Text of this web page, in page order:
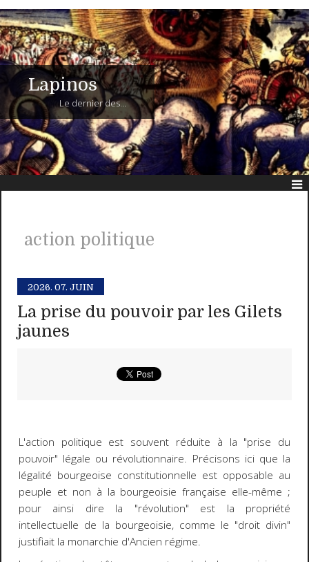
Lapinos
Le dernier des...
action politique
2026. 07. JUIN
La prise du pouvoir par les Gilets
jaunes
L'action politique est souvent réduite à la "prise du
pouvoir" légale ou révolutionnaire. Précisons ici que la
légalité bourgeoise constitutionnelle est opposable au
peuple et non à la bourgeoisie française elle-même ;
pour ainsi dire la "révolution" est la propriété
intellectuelle de la bourgeoisie, comme le "droit divin"
justifiait la monarchie d'Ancien régime.